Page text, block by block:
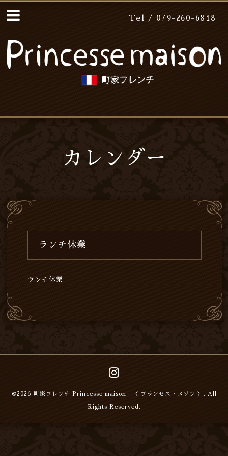
Tel / 079-260-6818
カレンダー
ランチ休業
ランチ休業
©2026 町家フレンチ Princesse maison 〈 プランセス・メゾン 〉 . All
Rights Reserved.